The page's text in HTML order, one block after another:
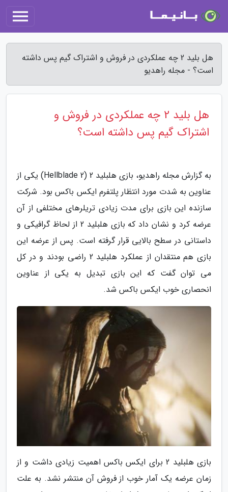
هل بلید 2 چه عملکردی در فروش و اشتراک گیم پس داشته
است؟ - مجله راهدیو
هل بلید 2 چه عملکردی در فروش و
اشتراک گیم پس داشته است؟
به گزارش مجله راهدیو، بازی هلبلید 2 (Hellblade 2) یکی از
عناوین به شدت مورد انتظار پلتفرم ایکس باکس بود. شرکت
سازنده این بازی برای مدت زیادی تریلرهای مختلفی از آن
عرضه کرد و نشان داد که بازی هلبلید 2 از لحاظ گرافیکی و
داستانی در سطح بالایی قرار گرفته است. پس از عرضه این
بازی هم منتقدان از عملکرد هلبلید 2 راضی بودند و در کل
می توان گفت که این بازی تبدیل به یکی از عناوین
انحصاری خوب ایکس باکس شد.
بازی هلبلید 2 برای ایکس باکس اهمیت زیادی داشت و از
زمان عرضه یک آمار خوب از فروش آن منتشر نشد. به علت